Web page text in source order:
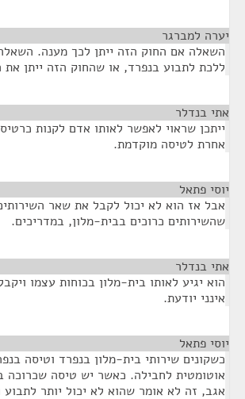
יערה למברגר
השאלה אם החוק הזה ייתן לכך מענה.
ללכת לתבוע בנפרד, או שהחוק הזה ייתן את
אתי בנדלר
ייתכן שראוי לאפשר לאותו אדם לקנות
אחרת לטיסה מוקדמת.
יוסי פתאל
אבל אז הוא לא יכול לקבל את שאר
שהשירותים כרוכים בבית-מלון, במדריכים.
אתי בנדלר
הוא יגיע לאותו בית-מלון בכוחות עצמו
אינני יודעת.
יוסי פתאל
כשקונים שירותי בית-מלון בנפרד וטיסה
אוטומטית לחבילה. כאשר יש טיסה שכרוכה
אגב, זה לא אומר שהוא לא יכול יותר לתבוע